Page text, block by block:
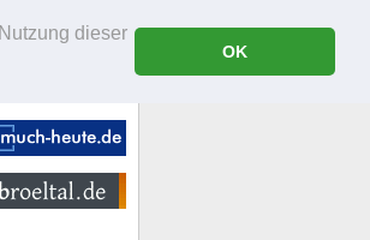
dieser
OK